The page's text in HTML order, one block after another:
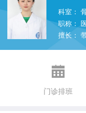
科室：
职称：
擅长：
疼痛，
及骨质

门诊排班